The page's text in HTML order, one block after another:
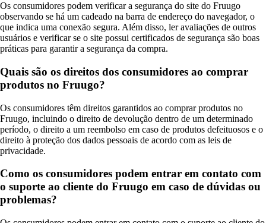
Os consumidores podem verificar a segurança do site do Fruugo
observando se há um cadeado na barra de endereço do navegador, o
que indica uma conexão segura. Além disso, ler avaliações de outros
usuários e verificar se o site possui certificados de segurança são boas
práticas para garantir a segurança da compra.
Quais são os direitos dos consumidores ao comprar
produtos no Fruugo?
Os consumidores têm direitos garantidos ao comprar produtos no
Fruugo, incluindo o direito de devolução dentro de um determinado
período, o direito a um reembolso em caso de produtos defeituosos e o
direito à proteção dos dados pessoais de acordo com as leis de
privacidade.
Como os consumidores podem entrar em contato com
o suporte ao cliente do Fruugo em caso de dúvidas ou
problemas?